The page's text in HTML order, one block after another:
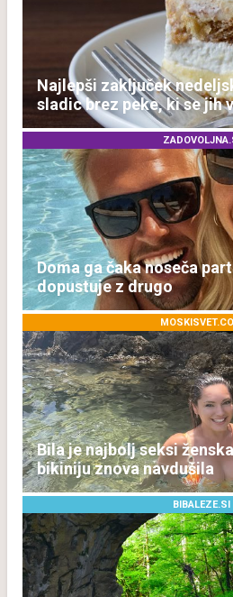
Najlepši zaključek
sladic brez peke, ki se jih
Doma ga čaka noseča
dopustuje z drugo
Bila je najbolj seksi
bikiniju znova navdušila
BIBALEZE.SI